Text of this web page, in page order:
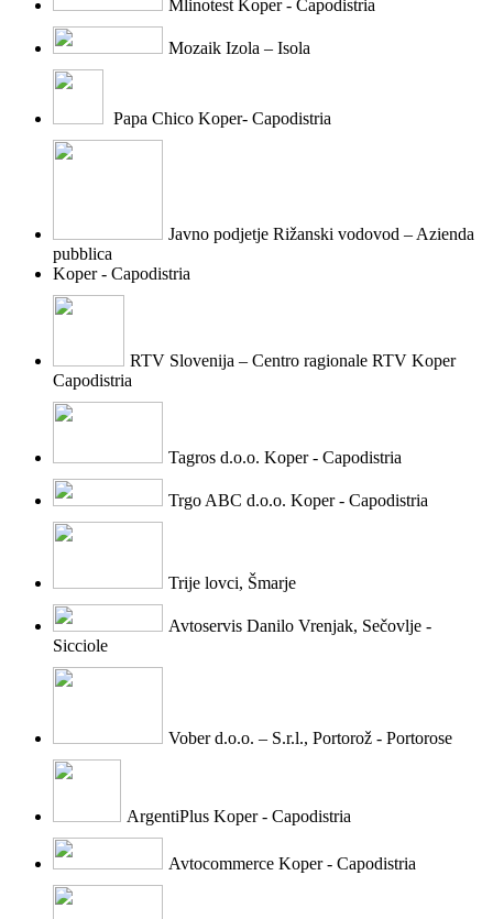
Mlinotest Koper - Capodistria
Mozaik Izola – Isola
Papa Chico Koper- Capodistria
Javno podjetje Rižanski vodovod – Azienda
pubblica
Koper - Capodistria
RTV Slovenija – Centro ragionale RTV Koper
Capodistria
Tagros d.o.o. Koper - Capodistria
Trgo ABC d.o.o. Koper - Capodistria
Trije lovci, Šmarje
Avtoservis Danilo Vrenjak, Sečovlje -
Sicciole
Vober d.o.o. – S.r.l., Portorož - Portorose
ArgentiPlus Koper - Capodistria
Avtocommerce Koper - Capodistria